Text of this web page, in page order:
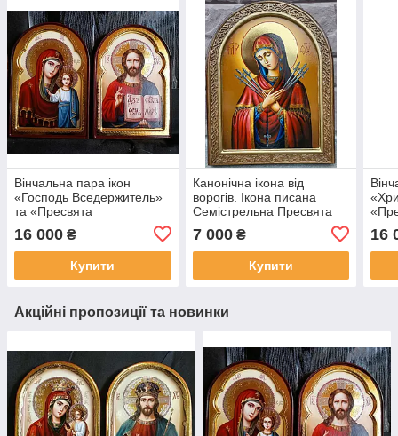
Вінчальна пара ікон
«Господь Вседержитель»
та «Пресвята
Богородиця», 35 × 24 см
16 000 ₴
Купити
Канонічна ікона від
ворогів. Ікона писана
Семістрельна Пресвята
7 000₴
Купити
24
16
Акційні пропозиції та новинки